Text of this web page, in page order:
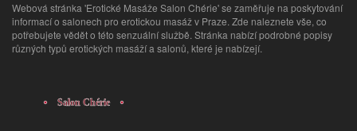
Webová stránka 'Erotické Masáže Salon Chérie' se zaměřuje na poskytování
informací o salonech pro erotickou masáž v Praze. Zde naleznete vše, co
potřebujete vědět o této senzuální službě. Stránka nabízí podrobné popisy
různých typů erotických masáží a salonů, které je nabízejí.